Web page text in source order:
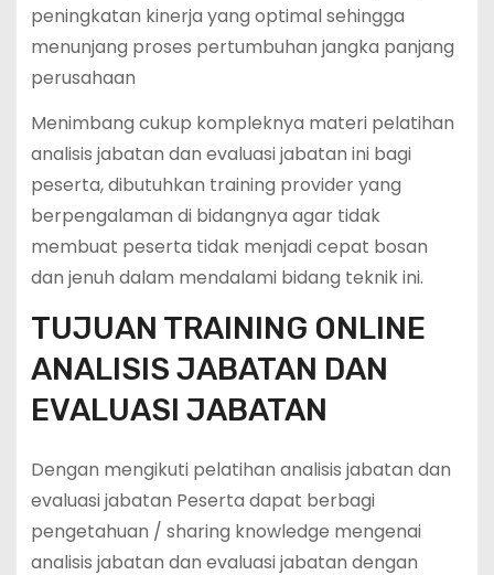
peningkatan kinerja yang optimal sehingga
menunjang proses pertumbuhan jangka panjang
perusahaan
Menimbang cukup kompleknya materi pelatihan
analisis jabatan dan evaluasi jabatan ini bagi
peserta, dibutuhkan training provider yang
berpengalaman di bidangnya agar tidak
membuat peserta tidak menjadi cepat bosan
dan jenuh dalam mendalami bidang teknik ini.
TUJUAN TRAINING ONLINE
ANALISIS JABATAN DAN
EVALUASI JABATAN
Dengan mengikuti pelatihan analisis jabatan dan
evaluasi jabatan Peserta dapat berbagi
pengetahuan / sharing knowledge mengenai
analisis jabatan dan evaluasi jabatan dengan